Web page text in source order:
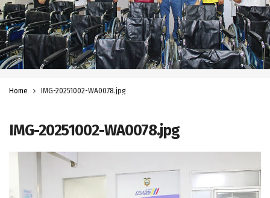
Home IMG-20251002-WA0078.jpg
IMG-20251002-WA0078.jpg